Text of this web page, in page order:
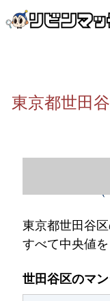
東京都世田
東京都世田谷
すべて中央値
世田谷区のマ